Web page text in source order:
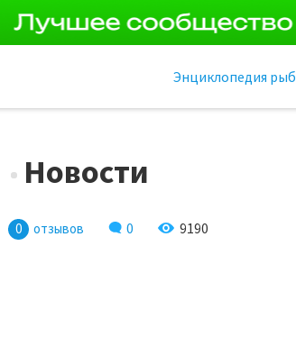
Энциклопедия рыб
Новости
0 отзывов 0 9190